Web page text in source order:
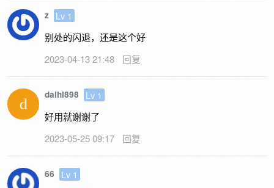
z
Lv 1
别处的闪退，还是这个好
2023-04-13 21:48
回复
daihl898
Lv 1
好用就谢谢了
2023-05-25 09:17
回复
66
Lv 1